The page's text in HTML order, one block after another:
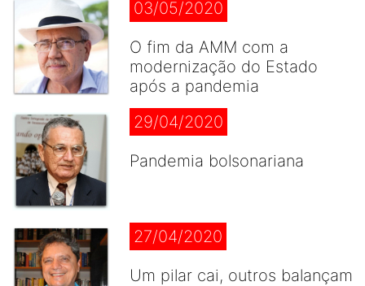
03/05/2020
O fim da AMM com a
modernização do Estado
após a pandemia
29/04/2020
Pandemia bolsonariana
27/04/2020
Um pilar cai, outros balançam